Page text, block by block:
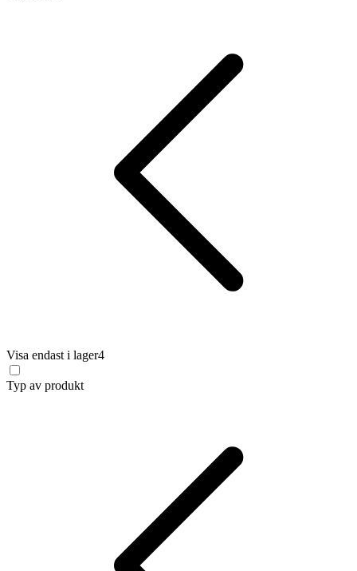
Visa endast i lager4
Typ av produkt